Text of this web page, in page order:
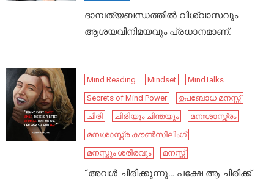
ദാമ്പത്യബന്ധത്തിൽ വിശ്വാസവും
ആശയവിനിമയവും പ്രധാനമാണ്.
Mind Reading Mindset
MindTalks
Secrets of Mind Power
ഉപബോധ മനസ്സ്
ചിരി
ചിരിയും ചിന്തയും
മനഃശാസ്ത്രം
മനഃശാസ്ത്ര കൗൺസിലിംഗ്
മനസ്സും ശരീരവും
മനസ്സ്
“അവൾ ചിരിക്കുന്നു… പക്ഷേ ആ ചിരിക്ക്